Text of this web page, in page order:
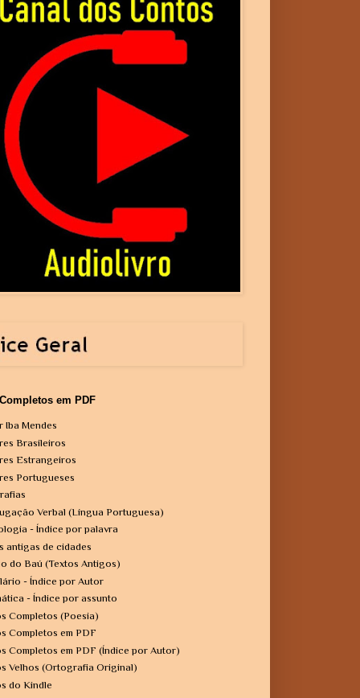
em PDF
Iba Mendes
Brasileiros
Estrangeiros
Portugueses
Verbal (Língua Portuguesa)
- Índice por palavra
antigas de cidades
do Baú (Textos Antigos)
- Índice por Autor
- Índice por assunto
Completos (Poesia)
Completos em PDF
Completos em PDF (Índice por Autor)
Velhos (Ortografia Original)
do Kindle